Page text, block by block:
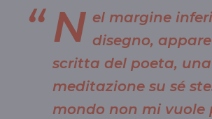
N el margine
disegno,
scritta del poeta, una
meditazione su sé
mondo non mi vuole